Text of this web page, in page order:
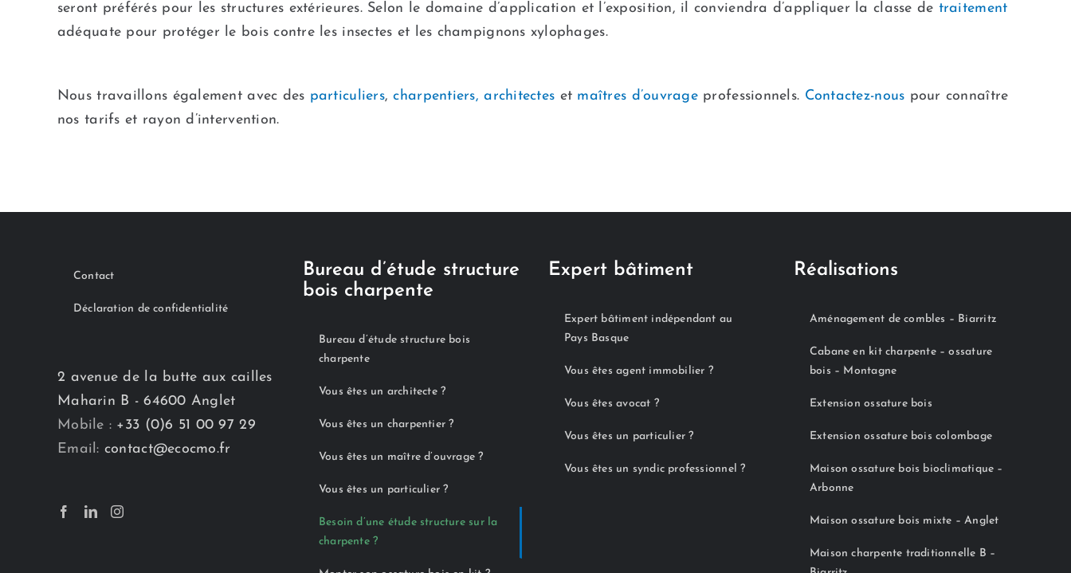
seront préférés pour les structures extérieures. Selon le domaine d’application et l’exposition, il conviendra d’appliquer la classe de traitement
adéquate pour protéger le bois contre les insectes et les champignons xylophages.
Nous travaillons également avec des particuliers,charpentiers, architectes et maîtres d’ouvrageprofessionnels. Contactez-nous pour connaître
nos tarifs et rayon d’intervention.
Contact
Déclaration de confidentialité
2 avenue de la butte aux cailles
Maharin B - 64600 Anglet
Mobile : +33 (0)6 51 00 97 29
Email: contact@ecocmo.fr
Bureau d’étude structure
bois charpente
Bureau d’étude structure bois
charpente
Vous êtes un architecte ?
Vous êtes un charpentier ?
Vous êtes un maître d’ouvrage ?
Vous êtes un particulier ?
Besoin d’une étude structure sur la
charpente ?
Expert bâtiment
Expert bâtiment indépendant au
Pays Basque
Vous êtes agent immobilier ?
Vous êtes avocat ?
Vous êtes un particulier ?
Vous êtes un syndic professionnel ?
Réalisations
Aménagement de combles – Biarritz
Cabane en kit charpente – ossature
bois – Montagne
Extension ossature bois
Extension ossature bois colombage
Maison ossature bois bioclimatique –
Arbonne
Maison ossature bois mixte – Anglet
Maison charpente traditionnelle B –